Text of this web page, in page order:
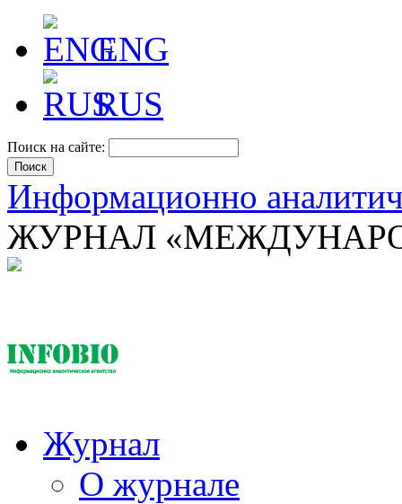
ENG
RUS
Поиск на сайте:
Информационно
ЖУРНАЛ
Журнал
О журнале